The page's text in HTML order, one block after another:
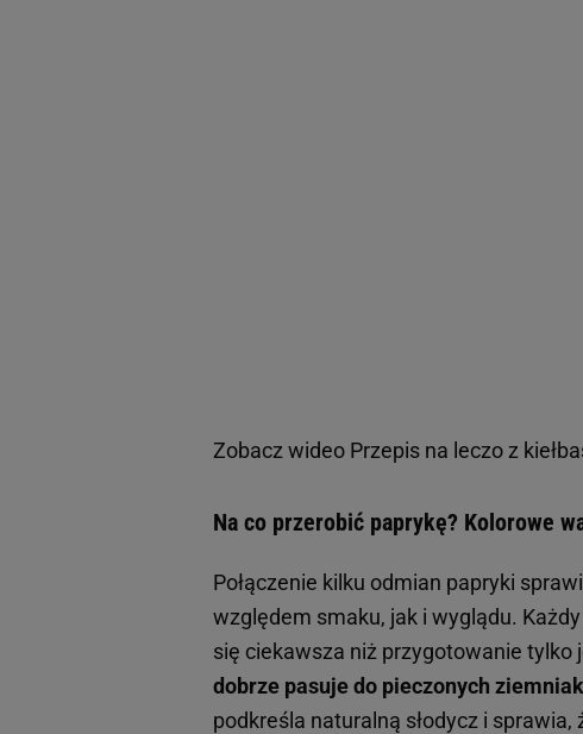
Zobacz wideo Przepis na leczo z
Na co przerobić paprykę? Kolorowe
Połączenie kilku odmian papryki
względem smaku, jak i wyglądu.
się ciekawsza niż przygotowanie tylko
dobrze pasuje do pieczonych
podkreśla naturalną słodycz i